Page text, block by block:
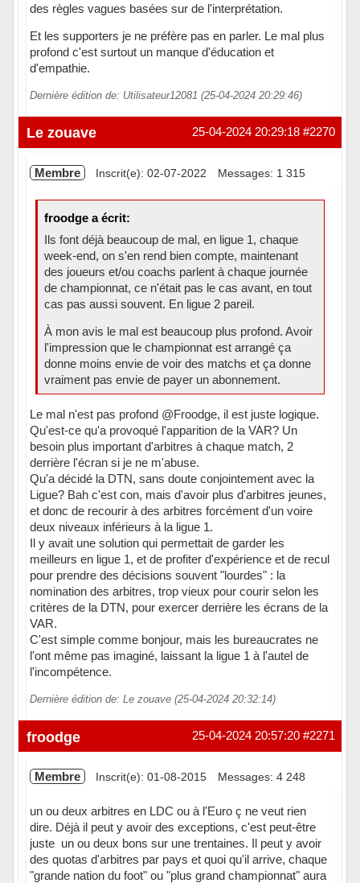
des règles vagues basées sur de l'interprétation.
Et les supporters je ne préfère pas en parler. Le mal plus
profond c'est surtout un manque d'éducation et
d'empathie.
Dernière édition de: Utilisateur12081 (25-04-2024 20:29:46)
#2270
25-04-2024 20:29:18
Le zouave
Membre Inscrit(e): 02-07-2022 Messages: 1 315
froodge a écrit:
Ils font déjà beaucoup de mal, en ligue 1, chaque
week-end, on s'en rend bien compte, maintenant
des joueurs et/ou coachs parlent à chaque journée
de championnat, ce n'était pas le cas avant, en tout
cas pas aussi souvent. En ligue 2 pareil.
À mon avis le mal est beaucoup plus profond. Avoir
l'impression que le championnat est arrangé ça
donne moins envie de voir des matchs et ça donne
vraiment pas envie de payer un abonnement.
Le mal n'est pas profond @Froodge, il est juste logique.
Qu'est-ce qu'a provoqué l'apparition de la VAR? Un
besoin plus important d'arbitres à chaque match, 2
derrière l'écran si je ne m'abuse.
Qu'a décidé la DTN, sans doute conjointement avec la
Ligue? Bah c'est con, mais d'avoir plus d'arbitres jeunes,
et donc de recourir à des arbitres forcément d'un voire
deux niveaux inférieurs à la ligue 1.
Il y avait une solution qui permettait de garder les
meilleurs en ligue 1, et de profiter d'expérience et de recul
pour prendre des décisions souvent "lourdes" : la
nomination des arbitres, trop vieux pour courir selon les
critères de la DTN, pour exercer derrière les écrans de la
VAR.
C'est simple comme bonjour, mais les bureaucrates ne
l'ont même pas imaginé, laissant la ligue 1 à l'autel de
l'incompétence.
Dernière édition de: Le zouave (25-04-2024 20:32:14)
Hors ligne #2271
25-04-2024 20:57:20
froodge
Membre Inscrit(e): 01-08-2015 Messages: 4 248
un ou deux arbitres en LDC ou à l'Euro ç ne veut rien
dire. Déjà il peut y avoir des exceptions, c'est peut-être
juste un ou deux bons sur une trentaines. Il peut y avoir
des quotas d'arbitres par pays et quoi qu'il arrive, chaque
"grande nation du foot" ou "plus grand championnat" aura